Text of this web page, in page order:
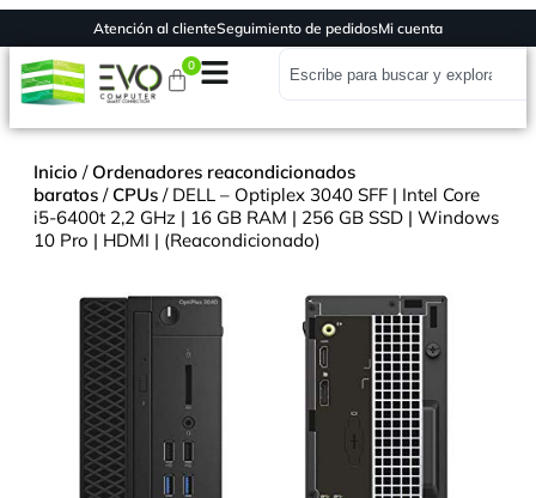
Atención al clienteSeguimiento de pedidosMi cuenta
0
Inicio /Ordenadores reacondicionados
baratos /CPUs / DELL – Optiplex 3040 SFF | Intel Core
i5-6400t 2,2 GHz | 16 GB RAM | 256 GB SSD | Windows
10 Pro | HDMI | (Reacondicionado)